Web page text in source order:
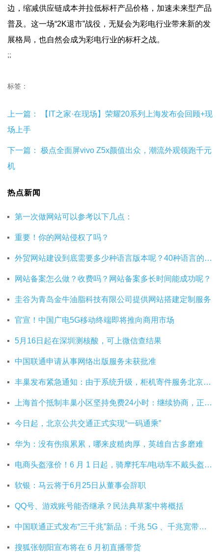
边，缩减供应链成本并拉低标杆产品价格，加速未来型产品
普及。这一场“2K退市”战役，无疑会为彩电行业带来新的发
展格局，也自然会成为彩电行业的标杆之战。
;;
标签：
上一篇：
【IT之家·在现场】荣耀20系列上海发布会回顾+现
场上手
下一篇： 极点全面屏vivo Z5x颜值出众，潮流外观领跑千元
机
热点新闻
第一次做网站可以参考以下几点：
重要！你的网站侵权了吗？
外贸网站建设到底需要多少种语言版本呢？40种语言的网站建设有必要吗？
网站备案怎么做？收费吗？网站备案多长时间能成功呢？
圭谷为青岛金牛油脂科技有限公司提供网站搭建定制服务
官宣！中国广电5G移动终端即将推向商用市场
5月16日起在深圳测核酸，可上微信查结果
中国联通申请从事网络出版服务未获批准
丰巢发布紧急通知：由于系统升级，柜机寄件服务北京双向关停
上海首个抵制丰巢小区坚持免费24小时：继续协商，正在自建快递中转站
今日起，北京公共交通正式实现“一码通乘”
华为：没有伤痕累累，哪来皮糙肉厚，英雄自古多磨难
电商头盔涨价！6 月 1 日起，骑摩托车/电动车不戴头盔将被严查
软银：马云将于6月25日从董事会辞职
QQ号、游戏账号能否继承？民法典草案中将概括
中国联通正式发布“三千兆”新品：千兆 5G 、千兆宽带及千兆 Wi-Fi
搜狐张朝阳宣布将在 6 月初直播带货